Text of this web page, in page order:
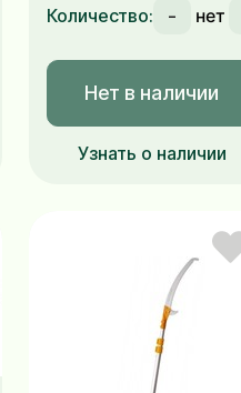
Количество: -
Нет в наличии
Узнать о наличии